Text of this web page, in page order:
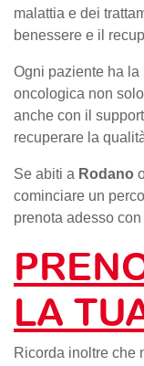
malattia e dei
benessere e il
Ogni paziente ha
oncologica non
anche con il
recuperare la
Se abiti a Rodano
cominciare un
prenota adesso con
LA
Ricorda inoltre che